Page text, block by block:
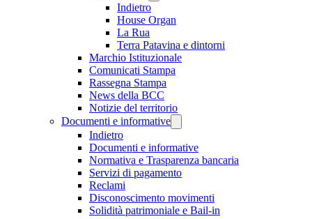
Indietro
House Organ
La Rua
Terra Patavina e dintorni
Marchio Istituzionale
Comunicati Stampa
Rassegna Stampa
News della BCC
Notizie del territorio
Documenti e informative
Indietro
Documenti e informative
Normativa e Trasparenza bancaria
Servizi di pagamento
Reclami
Disconoscimento movimenti
Solidità patrimoniale e Bail-in